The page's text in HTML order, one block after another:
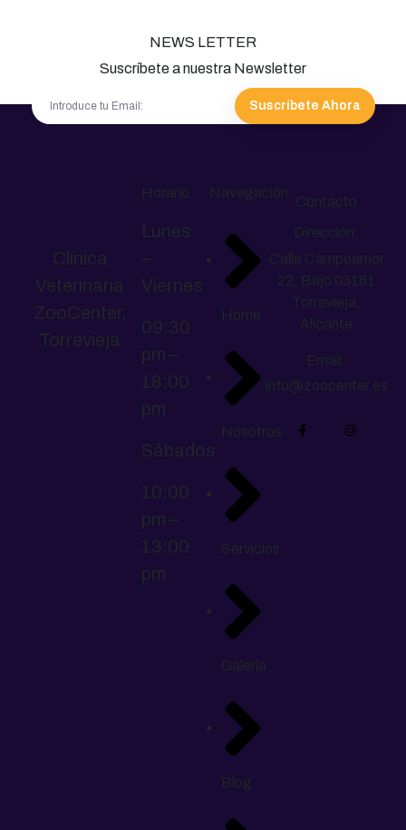
NEWS LETTER
Suscríbete a nuestra Newsletter
Suscríbete Ahora
Clínica
Veterinaria
ZooCenter,
Torrevieja
Horario
Lunes
–
Viernes
09:30
pm –
18:00
pm
Sábados
10:00
pm –
13:00
pm
Navegación
Home
Nosotros
Servicios
Galería
Blog
Contacto
Dirección:
Calle Campoamor
22, Bajo 03181
Torrevieja,
Alicante
Email:
info@zoocenter.es